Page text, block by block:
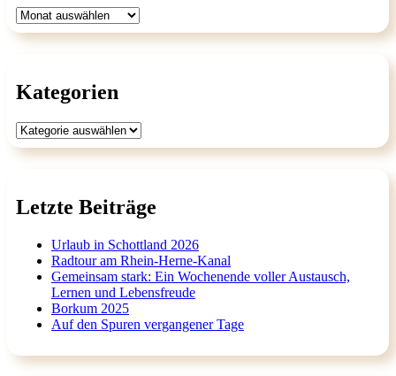
Archiv
Kategorien
Kategorien
Letzte Beiträge
Urlaub in Schottland 2026
Radtour am Rhein-Herne-Kanal
Gemeinsam stark: Ein Wochenende voller Austausch,
Lernen und Lebensfreude
Borkum 2025
Auf den Spuren vergangener Tage